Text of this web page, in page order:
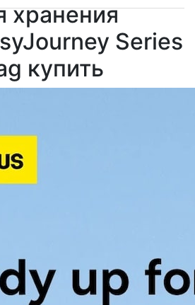
хранения
Series
купить